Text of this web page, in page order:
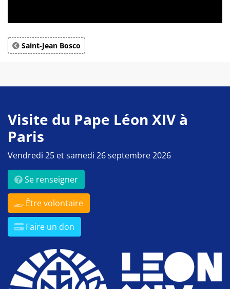
Saint-Jean Bosco
Visite du Pape Léon XIV à
Paris
Vendredi 25 et samedi 26 septembre 2026
Se renseigner
Être volontaire
Faire un don